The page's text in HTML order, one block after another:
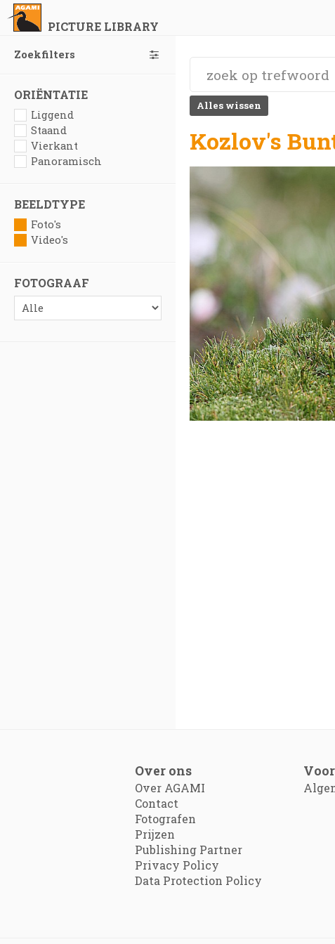
PICTURE LIBRARY
Zoekfilters
ORIËNTATIE
Liggend
Staand
Vierkant
Panoramisch
BEELDTYPE
Foto's
Video's
FOTOGRAAF
Alles wissen
Kozlov's
Over ons
Over AGAMI
Contact
Fotografen
Prijzen
Publishing Partner
Privacy Policy
Data Protection Policy